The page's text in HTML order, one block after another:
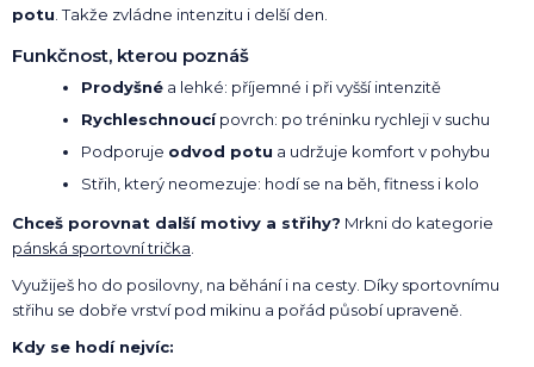
potu . Takže zvládne intenzitu i delší den.
Funkčnost, kterou poznáš
Prodyšné a lehké: příjemné i při vyšší intenzitě
Rychleschnoucípovrch: po tréninku rychleji v suchu
Podporuje odvod potu a udržuje komfort v pohybu
Střih, který neomezuje: hodí se na běh, fitness i kolo
Chceš porovnat další motivy a střihy? Mrkni do kategorie
pánská sportovní trička
Využiješ ho do posilovny, na běhání i na cesty. Díky sportovnímu
střihu se dobře vrství pod mikinu a pořád působí upraveně.
Kdy se hodí nejvíc: